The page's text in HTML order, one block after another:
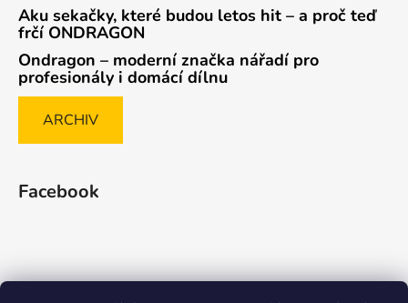
Aku sekačky, které budou letos hit – a proč teď
frčí ONDRAGON
Ondragon – moderní značka nářadí pro
profesionály i domácí dílnu
ARCHIV
Facebook